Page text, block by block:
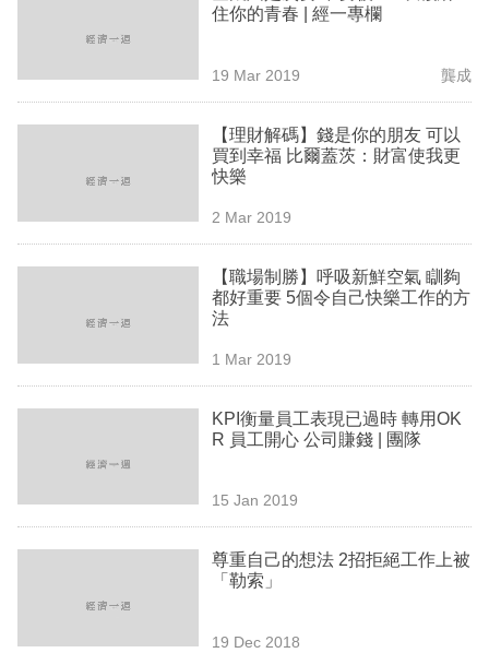
區
住你的青春 | 經一專欄
19 Mar 2019 龔成
【理財解碼】錢是你的朋友 可以
買到幸福 比爾蓋茨：財富使我更
快樂
2 Mar 2019
【職場制勝】呼吸新鮮空氣 瞓夠
都好重要 5個令自己快樂工作的方
法
1 Mar 2019
KPI衡量員工表現已過時 轉用OK
R 員工開心 公司賺錢 | 團隊
15 Jan 2019
尊重自己的想法 2招拒絕工作上被
「勒索」
19 Dec 2018